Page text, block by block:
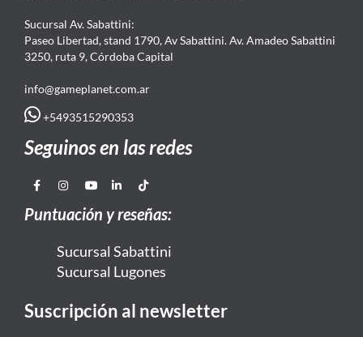
Sucursal Av. Sabattini:
Paseo Libertad, stand 1790, Av Sabattini. Av. Amadeo Sabattini
3250, ruta 9, Córdoba Capital
info@gameplanet.com.ar
+5493515290353
Seguinos en las redes
Puntuación y reseñas:
Sucursal Sabattini
Sucursal Lugones
Suscripción al newsletter